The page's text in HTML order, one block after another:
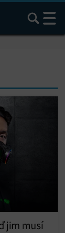
Hledat
jim musí